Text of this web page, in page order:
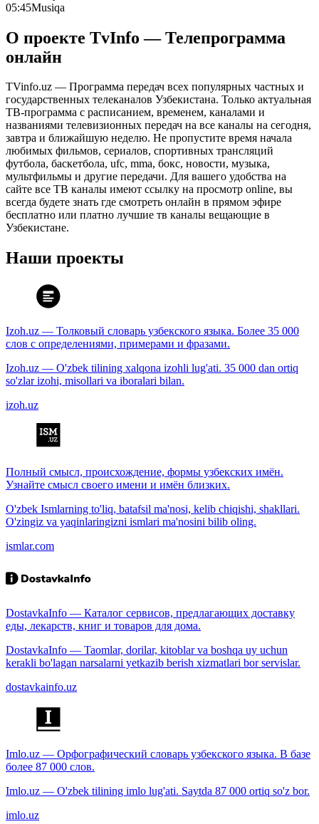
05:45Musiqa
О проекте TvInfo — Телепрограмма
онлайн
TVinfo.uz — Программа передач всех популярных частных и
государственных телеканалов Узбекистана. Только актуальная
ТВ-программа с расписанием, временем, каналами и
названиями телевизионных передач на все каналы на сегодня,
завтра и ближайшую неделю. Не пропустите время начала
любимых фильмов, сериалов, спортивных трансляций
футбола, баскетбола, ufc, mma, бокс, новости, музыка,
мультфильмы и другие передачи. Для вашего удобства на
сайте все ТВ каналы имеют ссылку на просмотр online, вы
всегда будете знать где смотреть онлайн в прямом эфире
бесплатно или платно лучшие тв каналы вещающие в
Узбекистане.
Наши проекты
Izoh.uz — Толковый словарь узбекского языка. Более 35 000
слов с определениями, примерами и фразами.
Izoh.uz — O'zbek tilining xalqona izohli lug'ati. 35 000 dan ortiq
so'zlar izohi, misollari va iboralari bilan.
izoh.uz
Полный смысл, происхождение, формы узбекских имён.
Узнайте смысл своего имени и имён близких.
O'zbek Ismlarning to'liq, batafsil ma'nosi, kelib chiqishi, shakllari.
O'zingiz va yaqinlaringizni ismlari ma'nosini bilib oling.
ismlar.com
DostavkaInfo — Каталог сервисов, предлагающих доставку
еды, лекарств, книг и товаров для дома.
DostavkaInfo — Taomlar, dorilar, kitoblar va boshqa uy uchun
kerakli bo'lagan narsalarni yetkazib berish xizmatlari bor servislar.
dostavkainfo.uz
Imlo.uz — Орфографический словарь узбекского языка. В базе
более 87 000 слов.
Imlo.uz — O'zbek tilining imlo lug'ati. Saytda 87 000 ortiq so'z bor.
imlo.uz